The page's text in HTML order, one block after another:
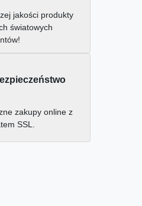
jakości produkty
światowych
zakupy online z
SSL.